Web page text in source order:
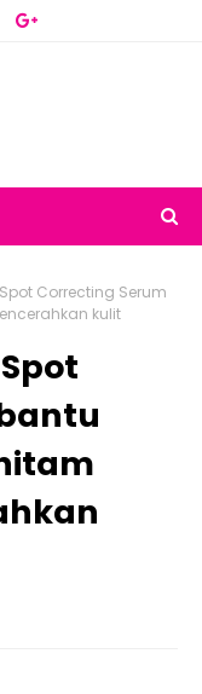
Correcting Serum
kulit